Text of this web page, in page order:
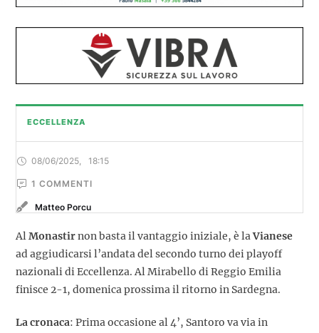
ECCELLENZA
08/06/2025, 18:15
1 COMMENTI
Matteo Porcu
AlMonastirnon basta il vantaggio iniziale, è laVianese
ad aggiudicarsi l’andata del secondo turno dei playoff
nazionali di Eccellenza. Al Mirabello di Reggio Emilia
finisce 2-1, domenica prossima il ritorno in Sardegna.
La cronaca: Prima occasione al 4’, Santoro va via in